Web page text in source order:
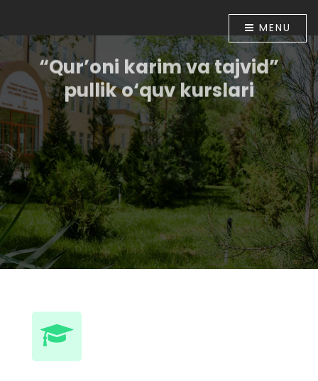
MENU
“Qur’oni karim va tajvid”
pullik o‘quv kurslari
O‘zbekiston Respublikasi Prezidentining “Diniy-
ma`rifiy soha faoliyatini tubdan takomillashtirish
chora-tadbirlari to‘g‘risida”gi 2018 yil 16 apreldagi PF-
5416-sonli Farmoni bilan tasdiqlangan chora-
tadbirlar Dasturining 6-bandida belgilangan vazifalar
ijrosini ta`minlash maqsadida O‘zbekiston
musulmonlari idorasining 2018 yil 30 apreldagi
01A/056-sonli buyrug‘i tasdiqlandi. Shu munosabat
bilan Muhammad ibn Ahmad al-Bernuiy madrasasida
2018 yil 10 iyundan boshlab “Qur’oni karim va tajvid”